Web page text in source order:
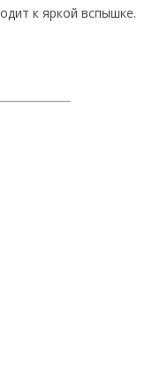
к яркой вспышке.